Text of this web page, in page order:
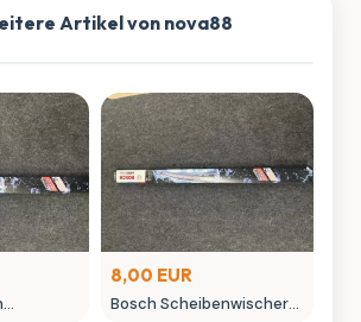
Artikel von nova88
8,00 EUR
Bosch Scheibenwischer